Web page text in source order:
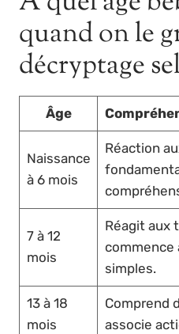
quand on le
décryptage
Âge
Naissance
à 6 mois
Réaction
7 à 12
mois
Réagit aux
commence
simples.
13 à 18
mois
Comprend
associe